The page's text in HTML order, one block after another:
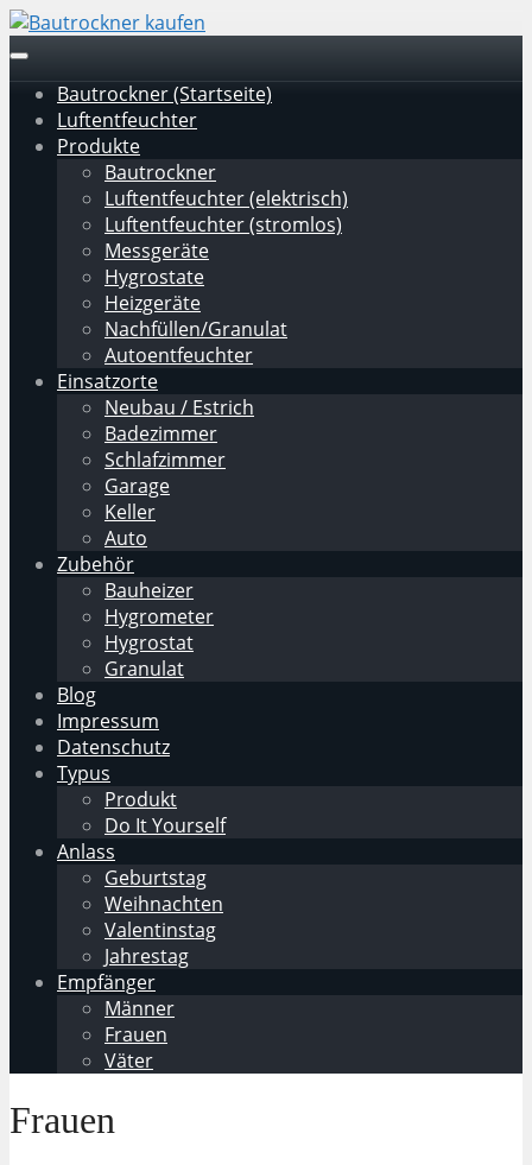
Skip
to
content
Toggle
navigationBautrockner (Startseite)
Luftentfeuchter
Produkte
Bautrockner
Luftentfeuchter (elektrisch)
Luftentfeuchter (stromlos)
Messgeräte
Hygrostate
Heizgeräte
Nachfüllen/Granulat
Autoentfeuchter
Einsatzorte
Neubau / Estrich
Badezimmer
Schlafzimmer
Garage
Keller
Auto
Zubehör
Bauheizer
Hygrometer
Hygrostat
Granulat
Blog
Impressum
Datenschutz
Typus
Produkt
Do It Yourself
Anlass
Geburtstag
Weihnachten
Valentinstag
Jahrestag
Empfänger
Männer
Frauen
Väter
Frauen